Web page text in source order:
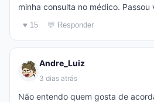
minha consulta no médico. Passou
♥ 15 💬 Responder
Andre_Luiz
3 dias atrás
Não entendo quem gosta de